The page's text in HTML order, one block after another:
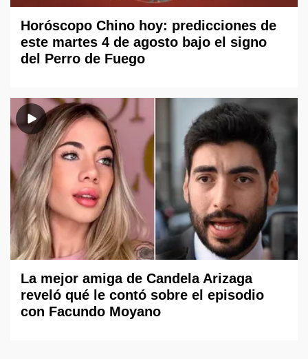
Horóscopo Chino hoy: predicciones de
este martes 4 de agosto bajo el signo
del Perro de Fuego
La mejor amiga de Candela Arizaga
reveló qué le contó sobre el episodio
con Facundo Moyano